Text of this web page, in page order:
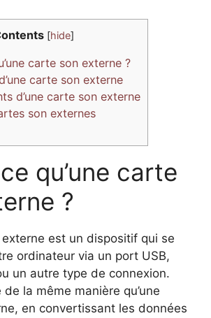
[hide]
carte son externe ?
carte son externe
d’une carte son externe
son externes
qu’une carte
?
est un dispositif qui se
ordinateur via un port USB,
un autre type de connexion.
la même manière qu’une
en convertissant les données